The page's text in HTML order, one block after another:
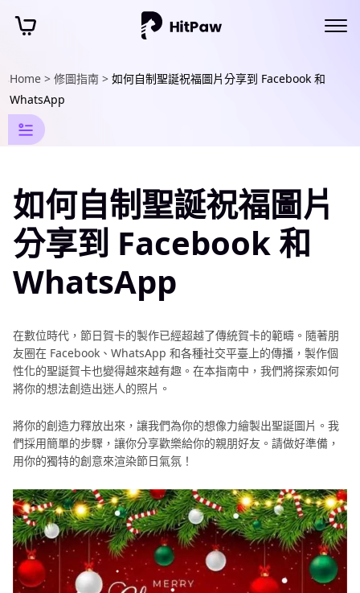
Home > 修圖指南 > 如何自制聖誕祝福圖片分享到 Facebook 和
WhatsApp
AI
照
片
輯
資
訊
添
文
字
到
圖
片
AI
調
整
照
片
亮
度
如何自制聖誕祝福圖片
分享到 Facebook 和
WhatsApp
在數位時代，節日賀卡的製作已經超越了傳統賀卡的範疇。隨著朋
友圈在 Facеbook、WhatsApp 和各種社交平臺上的傳播，製作個
性化的聖誕賀卡也變得越來越有趣。在本指南中，我們將探索如何
將你的想法創造出迷人的照片。
將你的創造力釋放出來，讓我們為你的想像力繪製出聖誕圖片。我
們採用簡單的步驟，讓你分享歡樂給你的親朋好友。請做好準備，
用你的獨特的創意來渲染節日氣氛！